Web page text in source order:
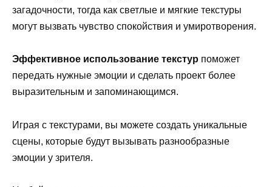
загадочности, тогда как светлые и мягкие текстуры
могут вызвать чувство спокойствия и умиротворения.
Эффективное использование текстур поможет
передать нужные эмоции и сделать проект более
выразительным и запоминающимся.
Играя с текстурами, вы можете создать уникальные
сцены, которые будут вызывать разнообразные
эмоции у зрителя.